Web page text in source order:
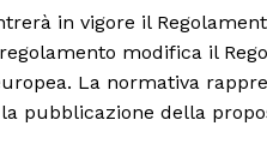
in vigore il
modifica il
La normativa
pubblicazione della